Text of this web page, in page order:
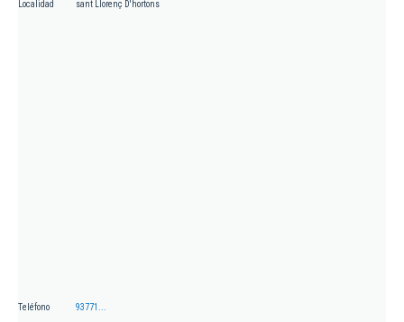
Localidad sant Llorenç D'hortons
Teléfono 93771...